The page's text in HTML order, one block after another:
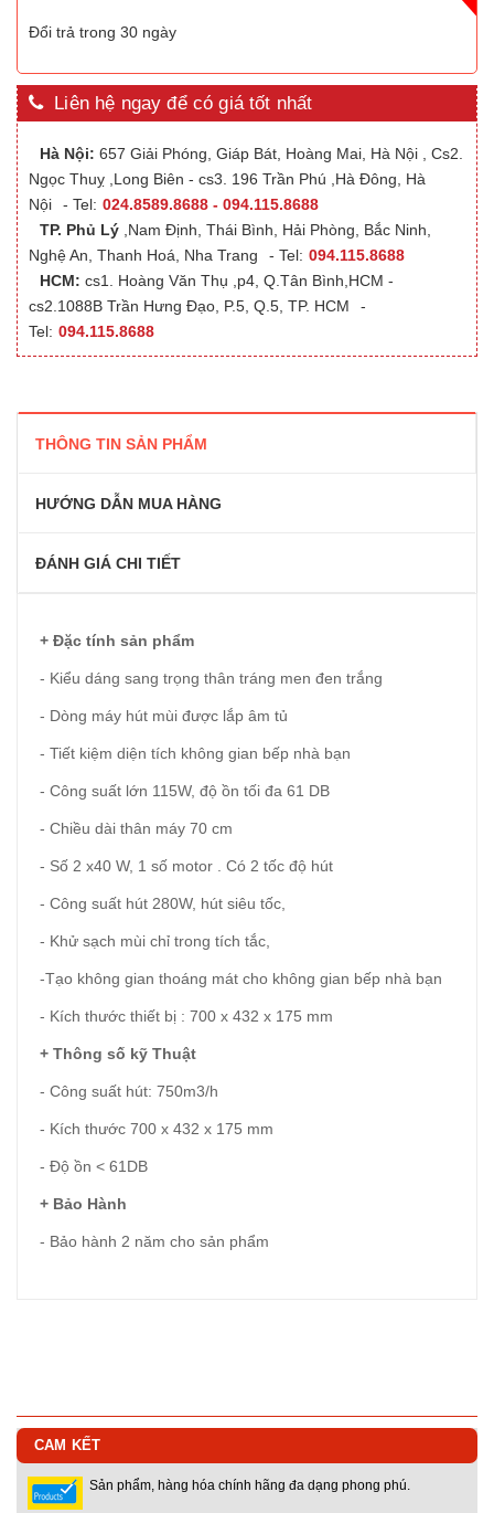
Đổi trả trong 30 ngày
Liên hệ ngay để có giá tốt nhất
Hà Nội: 657 Giải Phóng, Giáp Bát, Hoàng Mai, Hà Nội , Cs2.
Ngọc Thuỵ ,Long Biên - cs3. 196 Trần Phú ,Hà Đông, Hà
Nội
- Tel: 024.8589.8688 - 094.115.8688
TP. Phủ Lý ,Nam Định, Thái Bình, Hải Phòng, Bắc Ninh,
Nghệ An, Thanh Hoá, Nha Trang
- Tel: 094.115.8688
HCM: cs1. Hoàng Văn Thụ ,p4, Q.Tân Bình,HCM -
cs2.1088B Trần Hưng Đạo, P.5, Q.5, TP. HCM
-
Tel: 094.115.8688
THÔNG TIN SẢN PHẨM
HƯỚNG DẪN MUA HÀNG
ĐÁNH GIÁ CHI TIẾT
+ Đặc tính sản phẩm
- Kiểu dáng sang trọng thân tráng men đen trắng
- Dòng máy hút mùi được lắp âm tủ
- Tiết kiệm diện tích không gian bếp nhà bạn
- Công suất lớn 115W, độ ồn tối đa 61 DB
- Chiều dài thân máy 70 cm
- Số 2 x40 W, 1 số motor . Có 2 tốc độ hút
- Công suất hút 280W, hút siêu tốc,
- Khử sạch mùi chỉ trong tích tắc,
-Tạo không gian thoáng mát cho không gian bếp nhà bạn
- Kích thước thiết bị : 700 x 432 x 175 mm
+ Thông số kỹ Thuật
- Công suất hút: 750m3/h
- Kích thước 700 x 432 x 175 mm
- Độ ồn < 61DB
+ Bảo Hành
- Bảo hành 2 năm cho sản phẩm
CAM KẾT
Sản phẩm, hàng hóa chính hãng đa dạng phong phú.